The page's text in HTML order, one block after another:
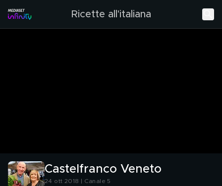
Ricette all'italiana
Castelfranco Veneto
24 ott 2018 | Canale 5